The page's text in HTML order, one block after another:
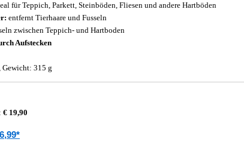
für Teppich, Parkett, Steinböden, Fliesen und andere Hartböden
entfernt Tierhaare und Fusseln
zwischen Teppich- und Hartboden
Aufstecken
Gewicht: 315 g
€ 19,90